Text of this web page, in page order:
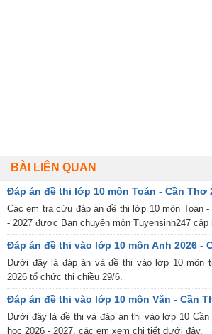
BÀI LIÊN QUAN
Đáp án đề thi lớp 10 môn Toán - Cần Thơ
Các em tra cứu đáp án đề thi lớp 10 môn Toán
- 2027 được Ban chuyên môn Tuyensinh247
Đáp án đề thi vào lớp 10 môn Anh 2026 -
Dưới đây là đáp án và đề thi vào lớp 10 môn
2026 tổ chức thi chiều 29/6.
Đáp án đề thi vào lớp 10 môn Văn - Cần
Dưới đây là đề thi và đáp án thi vào lớp 10
học 2026 - 2027, các em xem chi tiết dưới đây.